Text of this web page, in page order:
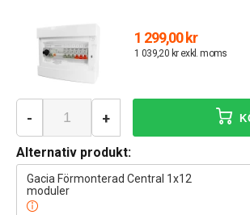
1 299,00 kr
1 039,20 kr exkl. moms
- +
Alternativ produkt:
Gacia Förmonterad Central 1x12
moduler